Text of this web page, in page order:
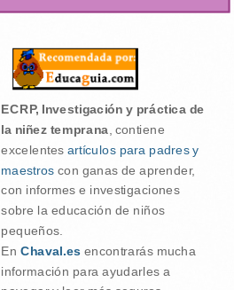
ECRP, Investigación y práctica de
la niñez temprana, contiene
excelentes artículos para padres y
maestros con ganas de aprender,
con informes e investigaciones
sobre la educación de niños
pequeños.
En Chaval.es encontrarás mucha
información para ayudarles a